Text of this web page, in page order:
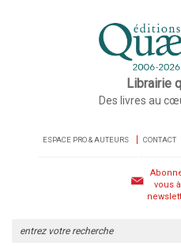
Librairie
Des livres au
ESPACE PRO & AUTEURS CONTACT
vous